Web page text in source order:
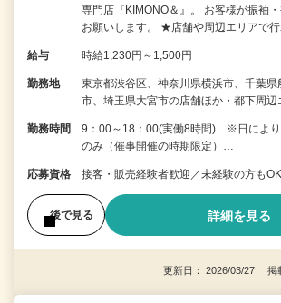
専門店『KIMONO＆』。 お客様が振袖
お願いします。 ★店舗や周辺エリアで
給与 時給1,230円～1,500円
勤務地
東京都渋谷区、神奈川県横浜市、千葉県
市、埼玉県大宮市の店舗ほか・都下周
勤務時間
9：00～18：00(実働8時間) ※日によ
のみ（催事開催の時期限定）…
応募資格 接客・販売経験者歓迎／未経験の方もOK
後で見る 詳細を見る
更新日： 2026/03/27 掲